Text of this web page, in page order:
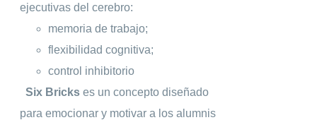
ejecutivas del cerebro:
memoria de trabajo;
flexibilidad cognitiva;
control inhibitorio
Six Bricks es un concepto diseñado
para emocionar y motivar a los alumnis